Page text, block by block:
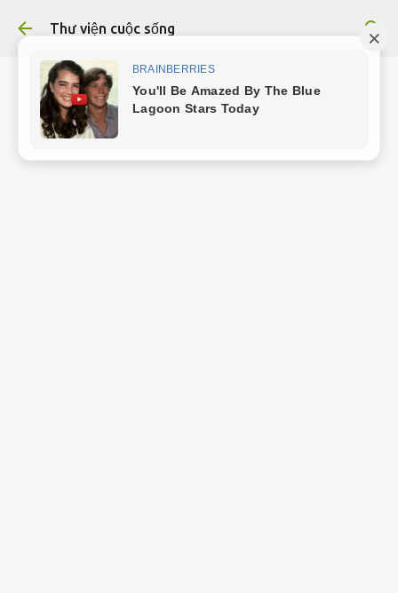
Chuyển đến nội dung chính
Thư viện cuộc sống